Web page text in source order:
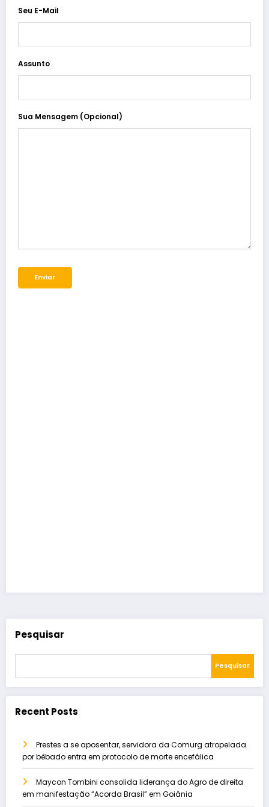
Seu E-Mail
Assunto
Sua Mensagem (opcional)
Pesquisar
Pesquisar
Recent Posts
Prestes a se aposentar, servidora da Comurg atropelada
por bêbado entra em protocolo de morte encefálica
Maycon Tombini consolida liderança do Agro de direita
em manifestação “Acorda Brasil” em Goiânia